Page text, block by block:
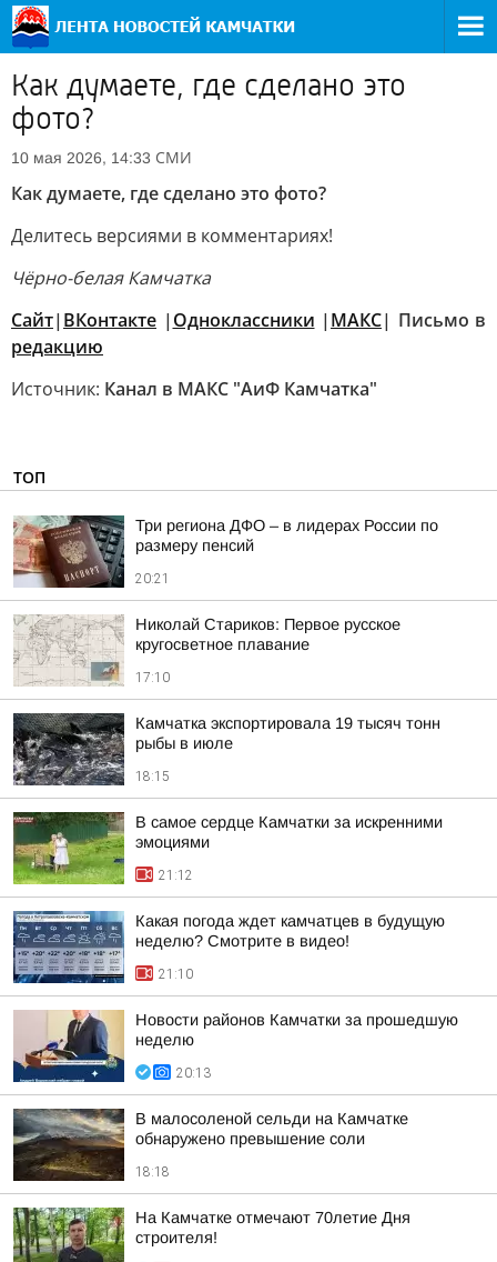
Как думаете, где сделано это
фото?
10 мая 2026, 14:33 СМИ
Как думаете, где сделано это фото?
Делитесь версиями в комментариях!
Чёрно-белая Камчатка
Сайт| ВКонтакте | Одноклассники | MАКС| Письмо в
редакцию
Источник: Канал в МАКС "АиФ Камчатка"
ТОП
Три региона ДФО – в лидерах России по
размеру пенсий
20:21
Николай Стариков: Первое русское
кругосветное плавание
17:10
Камчатка экспортировала 19 тысяч тонн
рыбы в июле
18:15
В самое сердце Камчатки за искренними
эмоциями
21:12
Какая погода ждет камчатцев в будущую
неделю? Cмотрите в видео!
21:10
Новости районов Камчатки за прошедшую
неделю
20:13
В малосоленой сельди на Камчатке
обнаружено превышение соли
18:18
На Камчатке отмечают 70летие Дня
строителя!